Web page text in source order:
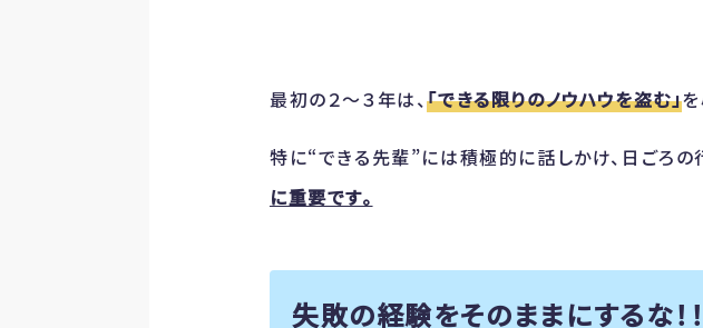
最初の２～３年は、「できる限りのノウハウを盗む」
特に“できる先輩”には積極的に話しかけ、日ごろの
に重要です。
失敗の経験をそのままにするな！！